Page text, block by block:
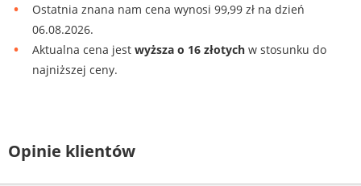
Ostatnia znana nam cena wynosi 99,99 zł na dzień
06.08.2026.
Aktualna cena jest wyższa o 16 złotych w stosunku do
najniższej ceny.
Opinie klientów